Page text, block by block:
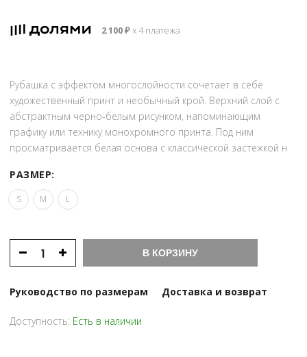
2 100₽х 4 платежа
Рубашка с эффектом многослойности сочетает в себе
художественный принт и необычный крой. Верхний слой с
абстрактным черно-белым рисунком, напоминающим
графику или технику монохромного принта. Под ним
просматривается белая основа с классической застежкой н
РАЗМЕР:
S M L
В КОРЗИНУ
Руководство по размерам Доставка и возврат
Доступность: Есть в наличии